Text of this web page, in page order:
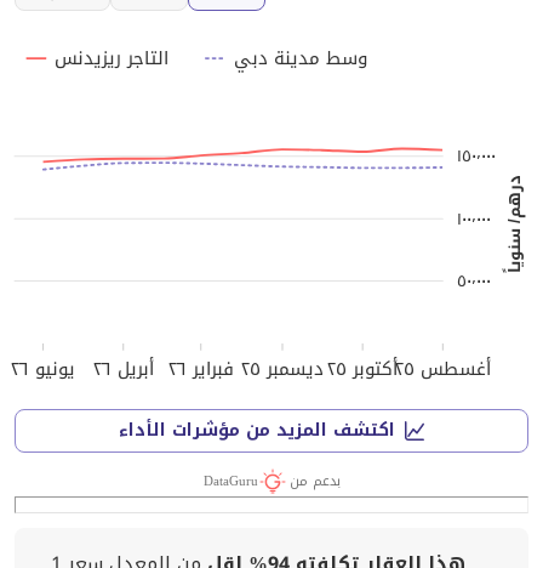
أغسطس ٢٥ أكتوبر ٢٥ ديسمبر ٢٥ فبراير ٢٦ أبريل ٢٦ يونيو ٢٦
درهم/ سنوياً
٥٠٬٠٠٠
١٠٠٬٠٠٠
١٥٠٬٠٠٠
التاجر ريزيدنس وسط مدينة دبي
اكتشف المزيد من مؤشرات الأداء
بدعم من DataGuru